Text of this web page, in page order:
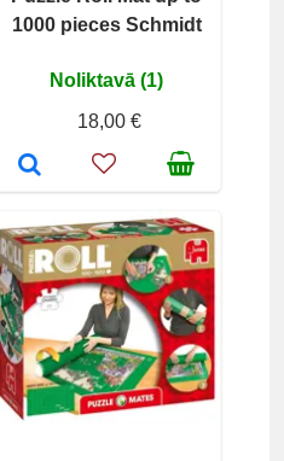
1000 pieces Schmidt
Noliktavā (1)
18,00 €